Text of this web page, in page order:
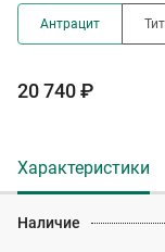
Антрацит
20 740 ₽
Характеристики
Наличие